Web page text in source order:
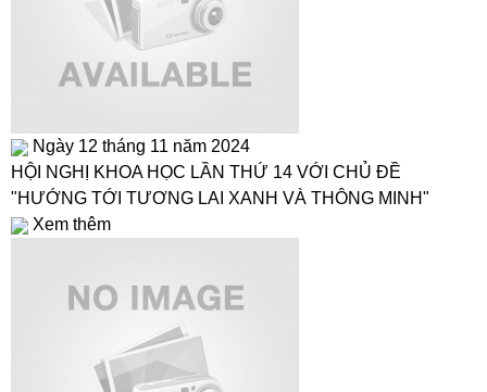
Ngày 12 tháng 11 năm 2024
HỘI NGHỊ KHOA HỌC LẦN THỨ 14 VỚI CHỦ ĐỀ
"HƯỚNG TỚI TƯƠNG LAI XANH VÀ THÔNG MINH"
Xem thêm